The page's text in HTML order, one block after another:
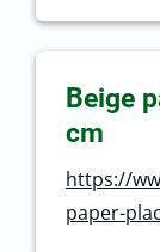
Beige
cm
https://
paper-